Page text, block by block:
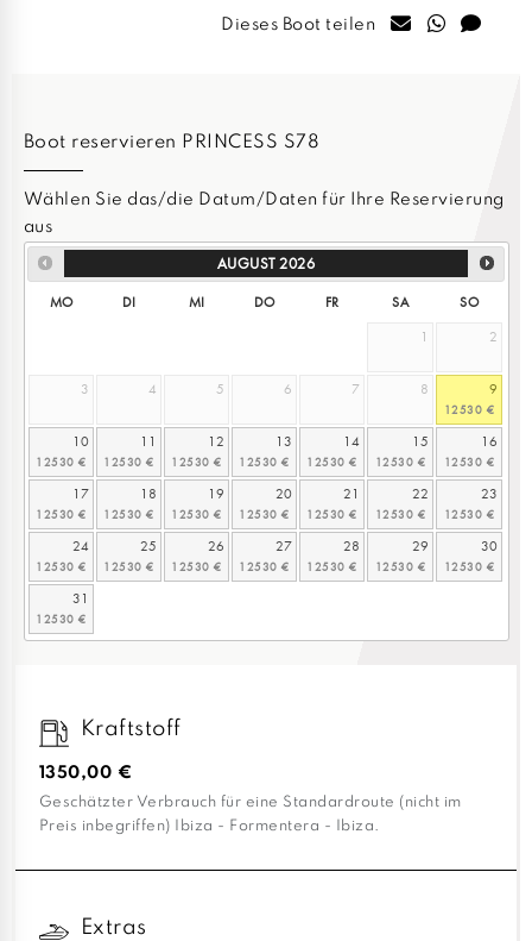
Dieses Boot teilen
Boot reservieren PRINCESS S78
Wählen Sie das/die Datum/Daten für Ihre Reservierung
aus
AUGUST 2026
MO DI MI DO FR SA
SO
1
2
3 4 5 6 7 8 9
10 11 12 13 14 15 16
17 18 19 20 21 22 23
24 25 26 27 28 29 30
31
Kraftstoff
1350,00 €
Geschätzter Verbrauch für eine Standardroute (nicht im
Preis inbegriffen) Ibiza - Formentera - Ibiza.
Extras